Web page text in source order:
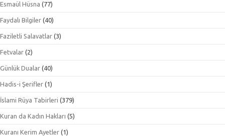
Esmaül Hüsna (77)
Faydalı Bilgiler (40)
Faziletli Salavatlar (3)
Fetvalar (2)
Günlük Dualar (40)
Hadis-i Şerifler (1)
İslami Rüya Tabirleri (379)
Kuran da Kadın Hakları (5)
Kuranı Kerim Ayetler (1)